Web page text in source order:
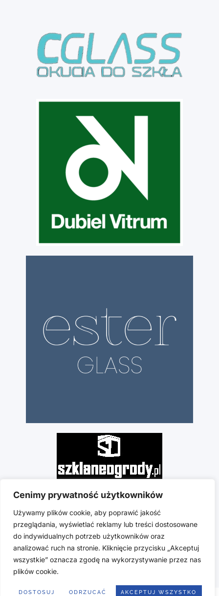
Cenimy prywatność użytkowników
Używamy plików cookie, aby poprawić jakość
przeglądania, wyświetlać reklamy lub treści dostosowane
do indywidualnych potrzeb użytkowników oraz
analizować ruch na stronie. Kliknięcie przycisku „Akceptuj
wszystkie” oznacza zgodę na wykorzystywanie przez nas
plików cookie.
DOSTOSUJ ODRZUCAĆ AKCEPTUJ WSZYSTKO